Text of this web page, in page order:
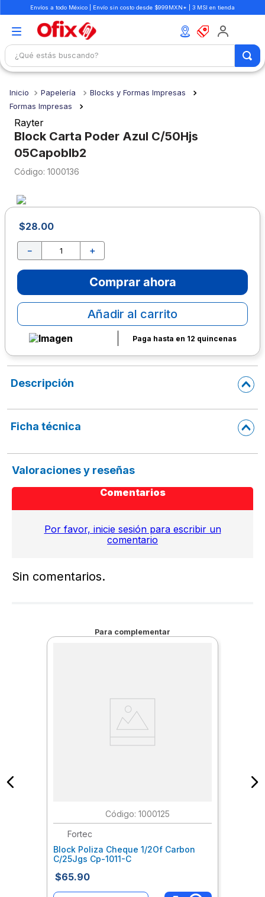
Envíos a todo México | Envío sin costo desde $999MXN* | 3 MSI en tienda
¿Qué estás buscando?
Papelería
Blocks y Formas Impresas
Formas Impresas
Rayter
Block Carta Poder Azul C/50Hjs
05Capoblb2
: 1000136
$28.00
＋
－
Comprar ahora
Añadir al carrito
Paga hasta en 12 quincenas
Descripción
Ficha técnica
Valoraciones y reseñas
Comentarios
Por favor, inicie sesión para escribir un
comentario
Sin comentarios.
Para complementar
: 1000125
Fortec
Block Poliza Cheque 1/2Of Carbon
C/25Jgs Cp-1011-C
$65.90
1.
mochilas
2
3.
cuaderno
4.
cuadernos
colores
6.
7.
sacapuntas
8.
escolar
9.
escritorio